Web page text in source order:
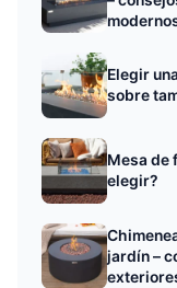
Elegir
sobre
Mesa de
elegir?
jardín –